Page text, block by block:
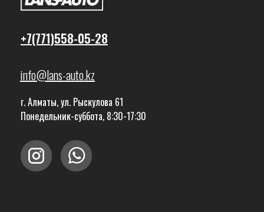
+7(771)558-05-28
info@lans-auto.kz
г. Алматы, ул. Рыскулова 61
Понедельник-суббота, 8:30-17:30